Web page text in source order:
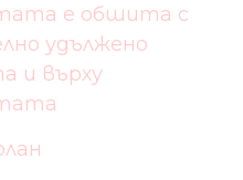
е обшита с
удължено
и върху